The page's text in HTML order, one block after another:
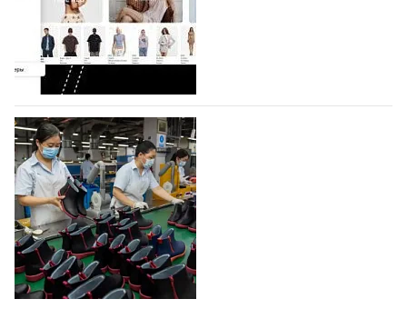
Co., Ltd., основанная в 2011 году и расположенная в
Гуанчжоу, столице моды Китая, является
профессиональной обувной компанией,
объединяющей разработку, производство и…
07.08.2026 104
На платформе Lamoda - новый раздел и
условия продвижения локальных
дизайнерских марок
Российский маркетплейс Lamoda решил обновить
раздел для продажи продукции локальных
дизайнерских марок одежды, обуви и аксессуаров.
Бренды также получат маркетинговую…